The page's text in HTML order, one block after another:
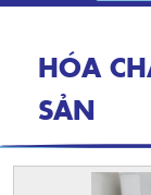
HÓA
SẢN